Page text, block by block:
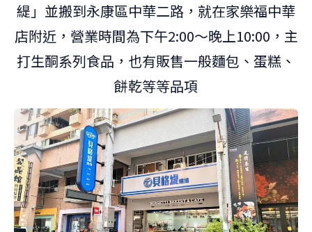
緹」並搬到永康區中華二路，就在家樂福中華
店附近，營業時間為下午2:00～晚上10:00，主
打生酮系列食品，也有販售一般麵包、蛋糕、
餅乾等等品項